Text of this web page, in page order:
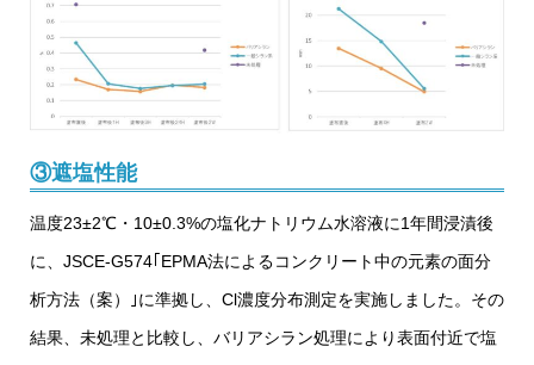
③遮塩性能
温度23±2℃・10±0.3%の塩化ナトリウム水溶液に1年間浸漬後
に、JSCE-G574｢EPMA法によるコンクリート中の元素の面分
析方法（案）｣に準拠し、Cl濃度分布測定を実施しました。その
結果、未処理と比較し、バリアシラン処理により表面付近で塩